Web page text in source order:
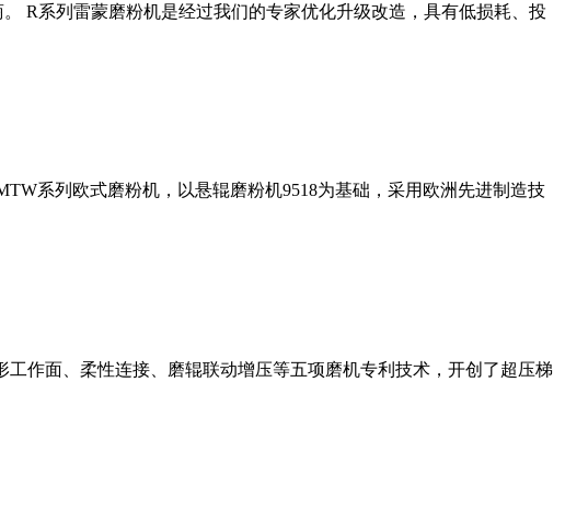
R系列雷蒙磨粉机是经过我们的专家优化升级改造，具有低损耗、投
系列欧式磨粉机，以悬辊磨粉机9518为基础，采用欧洲先进制造技
作面、柔性连接、磨辊联动增压等五项磨机专利技术，开创了超压梯